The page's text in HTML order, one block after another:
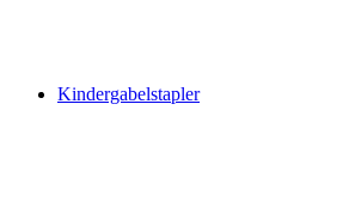
Kindergabelstapler